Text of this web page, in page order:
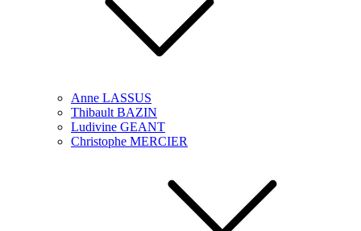
Anne LASSUS
Thibault BAZIN
Ludivine GEANT
Christophe MERCIER